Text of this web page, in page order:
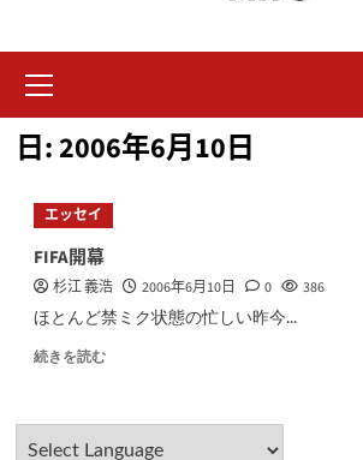
イ
ン
メ
ー
日:2006年6月10日
エッセイ
FIFA開幕
杉江 義浩 2006年6月10日 0 386
ほとんど禁ミク状態の忙しい昨今...
続きを読む